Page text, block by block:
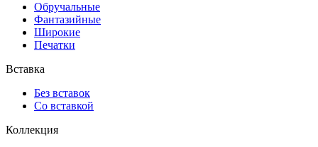
Обручальные
Фантазийные
Широкие
Печатки
Вставка
Без вставок
Со вставкой
Коллекция